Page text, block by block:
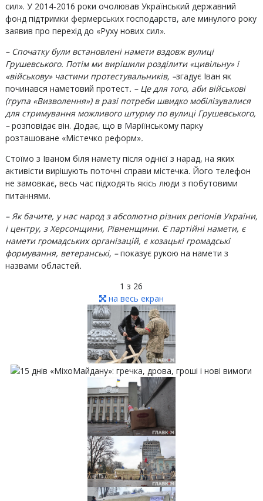
сил». У 2014-2016 роки очолював Український державний
фонд підтримки фермерських господарств, але минулого року
заявив про перехід до «Руху нових сил».
– Спочатку були встановлені намети вздовж вулиці
Грушевського. Потім ми вирішили розділити «цивільну» і
«військову» частини протестувальників, –згадує Іван як
починався наметовий протест. – Це для того, аби військові
(група «Визволення») в разі потреби швидко мобілізувалися
для стримування можливого штурму по вулиці Грушевського,
–розповідає він. Додає, що в Маріїнському парку
розташоване «Містечко реформ».
Стоїмо з Іваном біля намету після однієї з нарад, на яких
активісти вирішують поточні справи містечка. Його телефон
не замовкає, весь час підходять якісь люди з побутовими
питаннями.
– Як бачите, у нас народ з абсолютно різних регіонів України,
і центру, з Херсонщини, Рівненщини. Є партійні намети, є
намети громадських організацій, є козацькі громадські
формування, ветеранські, –показує рукою на намети з
назвами областей.
1 з 26
на весь екран